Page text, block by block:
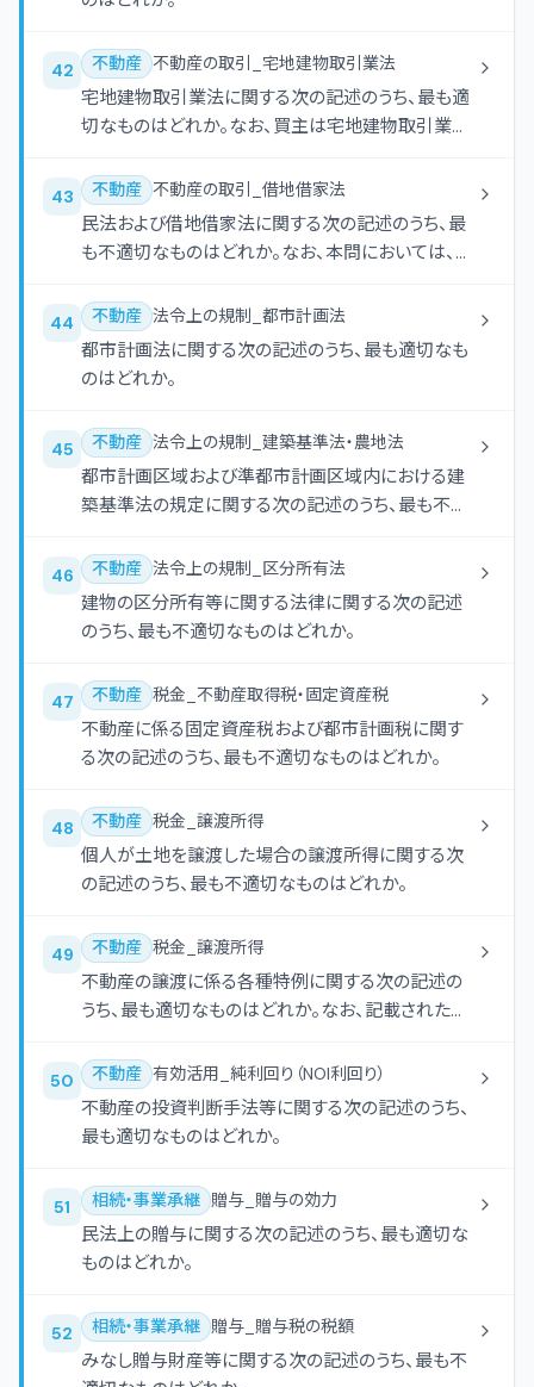
42 不動産 不動産の取引_宅地建物取引業法
宅地建物取引業法に関する次の記述のうち、最も適
切なものはどれか。なお、買主は宅地建物取引業者
43 不動産 不動産の取引_借地借家法
民法および借地借家法に関する次の記述のうち、最
も不適切なものはどれか。なお、本問においては、借
期借家契約といい、それ以外の建物賃貸借契約を普
通借家契約という。また、記載のない特約について
は考慮しないものとする。
44 不動産 法令上の規制_都市計画法
都市計画法に関する次の記述のうち、最も適切なも
のはどれか。
45 不動産 法令上の規制_建築基準法・農地法
都市計画区域および準都市計画区域内における建
築基準法の規定に関する次の記述のうち、最も不適
46 不動産 法令上の規制_区分所有法
建物の区分所有等に関する法律に関する次の記述
のうち、最も不適切なものはどれか。
47 不動産 税金_不動産取得税・固定資産税
不動産に係る固定資産税および都市計画税に関す
る次の記述のうち、最も不適切なものはどれか。
48 不動産 税金_譲渡所得
個人が土地を譲渡した場合の譲渡所得に関する次
の記述のうち、最も不適切なものはどれか。
49 不動産 税金_譲渡所得
不動産の譲渡に係る各種特例に関する次の記述の
うち、最も適切なものはどれか。なお、記載されたも
50 不動産 有効活用_純利回り（NOI利回り）
不動産の投資判断手法等に関する次の記述のうち、
最も適切なものはどれか。
51 相続・事業承継 贈与_贈与の効力
民法上の贈与に関する次の記述のうち、最も適切な
ものはどれか。
52 相続・事業承継 贈与_贈与税の税額
みなし贈与財産等に関する次の記述のうち、最も不